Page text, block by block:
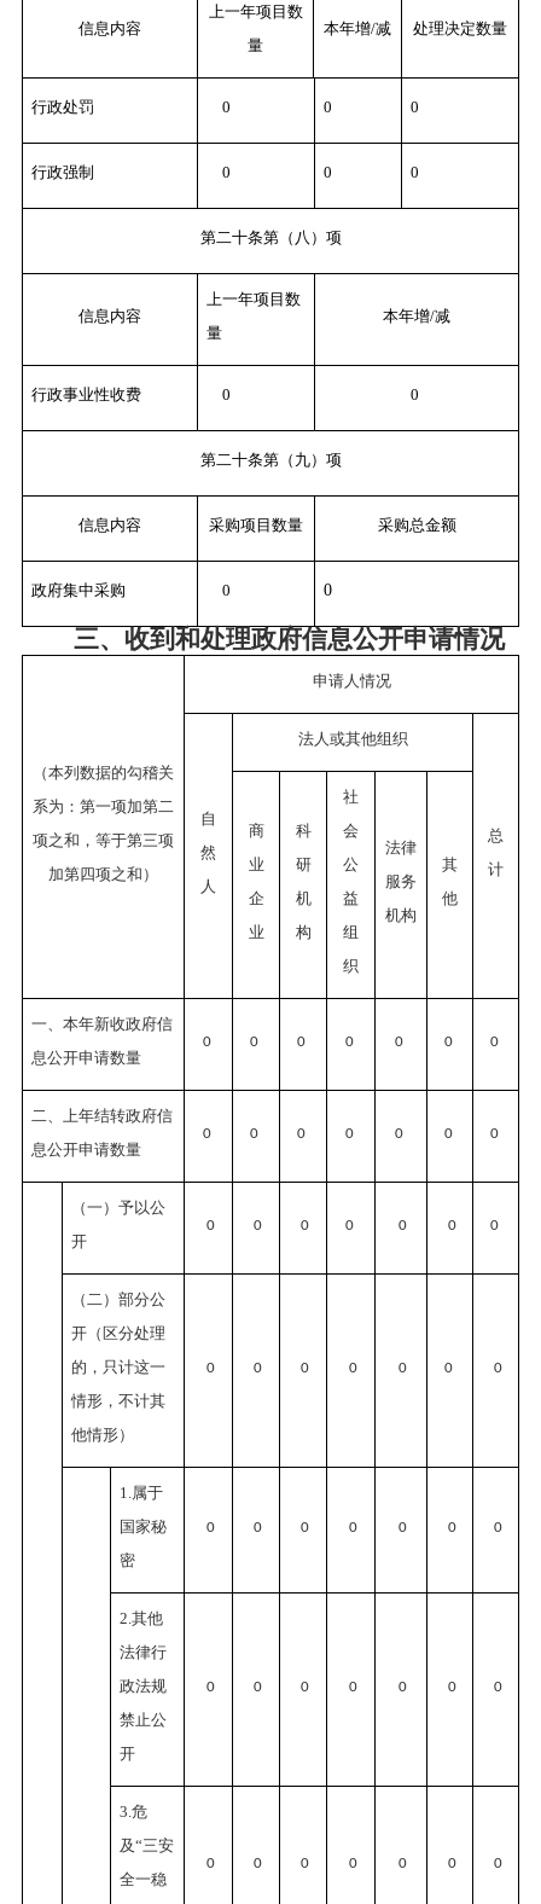
信息内容
上一年项目数
量
本年增/减 处理决定数量
行政处罚 0 0 0
行政强制 0 0 0
第二十条第（八）项
信息内容
上一年项目数
量
本年增/减
行政事业性收费 0 0
第二十条第（九）项
信息内容 采购项目数量 采购总金额
政府集中采购 0 0
三、收到和处理政府信息公开申请情况
（本列数据的勾稽关
系为：第一项加第二
项之和，等于第三项
加第四项之和）
申请人情况
自
然
人
法人或其他组织
总
计
商
业
企
业
科
研
机
构
社
会
公
益
组
织
法律
服务
机构
其
他
一、本年新收政府信
息公开申请数量
0 0 0 0 0 0 0
二、上年结转政府信
息公开申请数量
0 0 0 0 0 0 0
（一）予以公
开
0 0 0 0 0 0 0
（二）部分公
开（区分处理
的，只计这一
情形，不计其
他情形）
0 0 0 0 0 0 0
1.属于
国家秘
密
0 0 0 0 0 0 0
2.其他
法律行
政法规
禁止公
开
0 0 0 0 0 0 0
3.危
及“三安
全一稳
0 0 0 0 0 0 0